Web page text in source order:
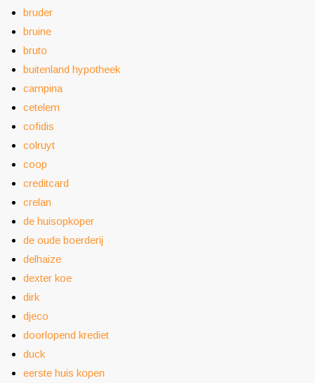
bruder
bruine
bruto
buitenland hypotheek
campina
cetelem
cofidis
colruyt
coop
creditcard
crelan
de huisopkoper
de oude boerderij
delhaize
dexter koe
dirk
djeco
doorlopend krediet
duck
eerste huis kopen